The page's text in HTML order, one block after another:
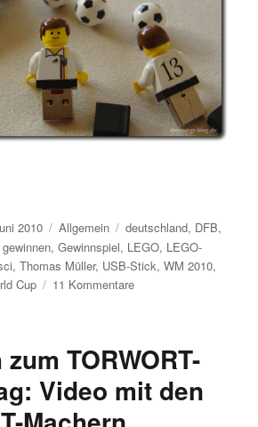
Müller USB Stick von LEGO zu
2010 Kategorien
Allgemein Schlagwörter
deutschland, DFB,
gewinnen,Gewinnspiel, LEGO, LEGO-
,Thomas Müller, USB-Stick,WM 2010,
Cup 11 Kommentarezu
USB
von
TORWORT-
Video mit den